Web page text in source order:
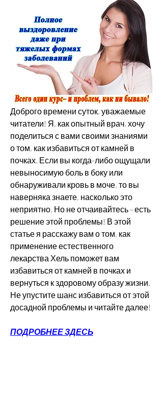
Доброго времени суток, уважаемые
читатели! Я, как опытный врач, хочу
поделиться с вами своими знаниями
о том, как избавиться от камней в
почках. Если вы когда-либо ощущали
невыносимую боль в боку или
обнаруживали кровь в моче, то вы
наверняка знаете, насколько это
неприятно. Но не отчаивайтесь - есть
решение этой проблемы! В этой
статье я расскажу вам о том, как
применение естественного
лекарства Хель поможет вам
избавиться от камней в почках и
вернуться к здоровому образу жизни.
Не упустите шанс избавиться от этой
досадной проблемы и читайте далее!
ПОДРОБНЕЕ ЗДЕСЬ